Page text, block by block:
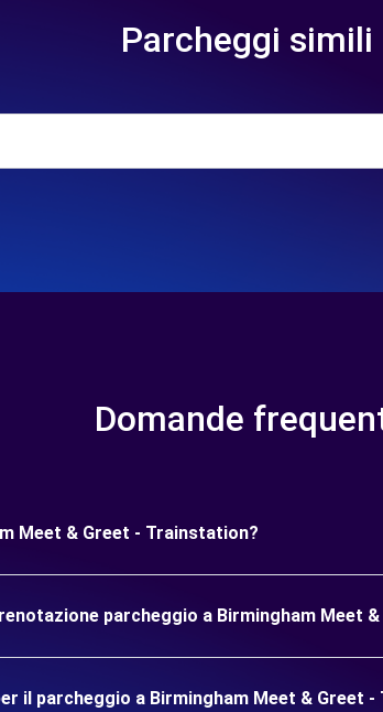
Parcheggi simili
Domande
Meet & Greet - Trainstation?
parcheggio a Birmingham Meet
il parcheggio a Birmingham Meet & Greet